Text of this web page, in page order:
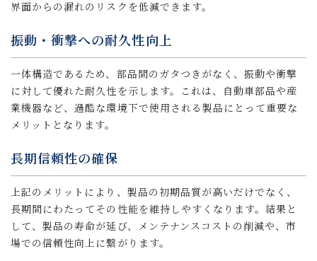
界面からの漏れのリスクを低減できます。
振動・衝撃への耐久性向上
一体構造であるため、部品間のガタつきがなく、振動や衝撃
に対して優れた耐久性を示します。これは、自動車部品や産
業機器など、過酷な環境下で使用される製品にとって重要な
メリットとなります。
長期信頼性の確保
上記のメリットにより、製品の初期品質が高いだけでなく、
長期間にわたってその性能を維持しやすくなります。結果と
して、製品の寿命が延び、メンテナンスコストの削減や、市
場での信頼性向上に繋がります。